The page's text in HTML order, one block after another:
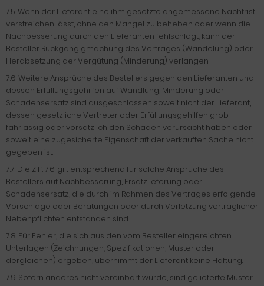
7.5. Wenn der Lieferant eine ihm gesetzte angemessene Nachfrist
verstreichen lässt, ohne den Mangel zu beheben oder wenn die
Nachbesserung durch den Lieferanten fehlschlägt, kann der
Besteller Rückgängigmachung des Vertrages (Wandelung) oder
Herabsetzung der Vergütung (Minderung) verlangen.
7.6. Weitere Ansprüche des Bestellers gegen den Lieferanten und
dessen Erfüllungsgehilfen auf Wandlung, Minderung oder
Schadensersatz sind ausgeschlossen soweit nicht der Lieferant,
dessen gesetzliche Vertreter oder Erfüllungsgehilfen grob
fahrlässig oder vorsätzlich den Schaden verursacht haben oder
soweit eine zugesicherte Eigenschaft der verkauften Sache nicht
gegeben ist.
7.7. Die Ziff. 7.6. gilt entsprechend für solche Ansprüche des
Bestellers auf Nachbesserung, Ersatzlieferung oder
Schadensersatz, die durch im Rahmen des Vertrages erfolgende
Vorschläge oder Beratungen oder durch Verletzung vertraglicher
Nebenpflichten entstanden sind.
7.8. Für Fehler, die sich aus den vom Besteller eingereichten
Unterlagen (Zeichnungen, Spezifikationen, Muster oder
dergleichen) ergeben, übernimmt der Lieferant keine Haftung.
7.9. Sofern anderes nicht vereinbart wurde, sind gelieferte Muster